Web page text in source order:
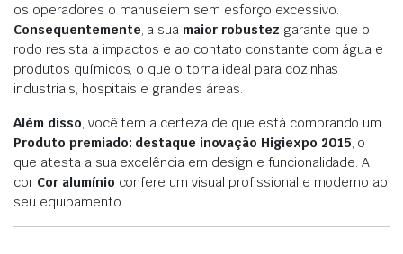
os operadores o manuseiem sem esforço excessivo.
Consequentemente , a sua maior robustez garante que o
rodo resista a impactos e ao contato constante com água e
produtos químicos, o que o torna ideal para cozinhas
industriais, hospitais e grandes áreas.
Além disso , você tem a certeza de que está comprando um
Produto premiado: destaque inovação Higiexpo 2015 , o
que atesta a sua excelência em design e funcionalidade. A
cor Cor alumínio confere um visual profissional e moderno ao
seu equipamento.